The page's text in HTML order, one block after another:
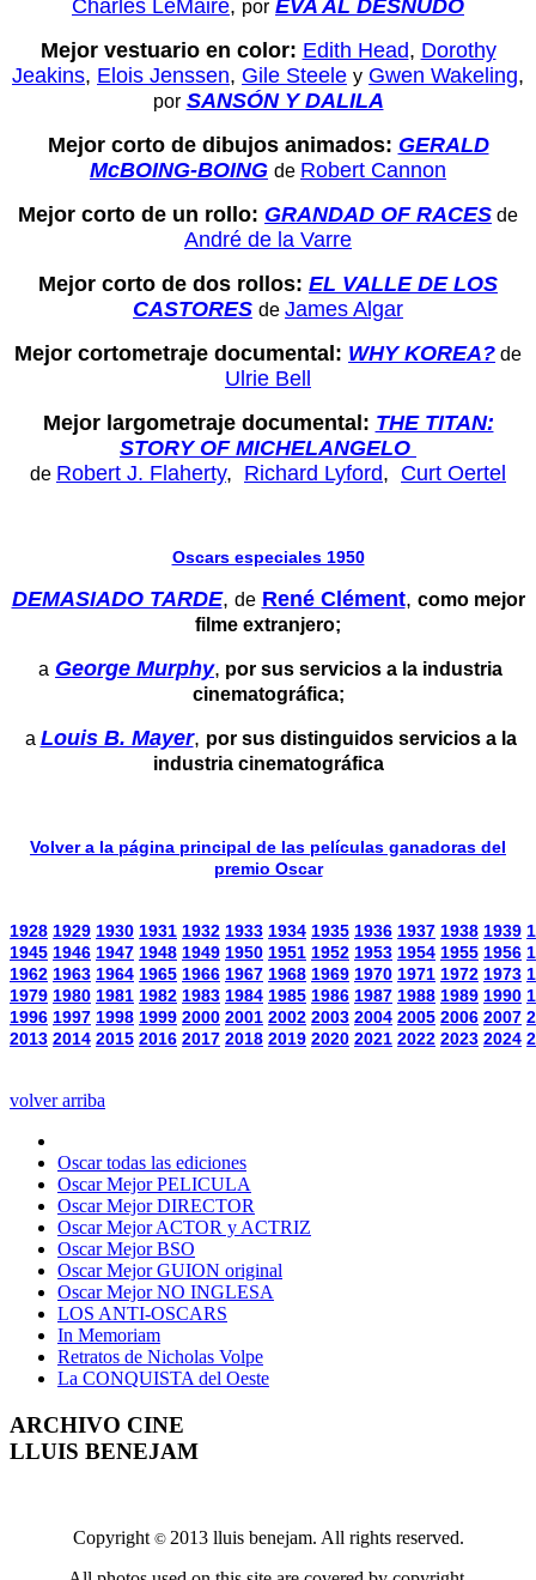
Charles LeMaire, por EVA AL DESNUDO
Mejor vestuario en color: Edith Head, Dorothy
Jeakins, Elois Jenssen, Gile Steele y Gwen Wakeling,
por SANSÓN Y DALILA
Mejor corto de dibujos animados: GERALD
McBOING-BOING de Robert Cannon
Mejor corto de un rollo: GRANDAD OF RACES de
André de la Varre
Mejor corto de dos rollos: EL VALLE DE LOS
CASTORES de James Algar
Mejor cortometraje documental: WHY KOREA? de
Ulrie Bell
Mejor largometraje documental: THE TITAN:
STORY OF MICHELANGELO
de Robert J. Flaherty, Richard Lyford, Curt Oertel
Oscars especiales 1950
DEMASIADO TARDE, de René Clément, como mejor
filme extranjero;
a George Murphy, por sus servicios a la industria
cinematográfica;
a Louis B. Mayer, por sus distinguidos servicios a la
industria cinematográfica
Volver a la página principal de las películas ganadoras del
premio Oscar
1928 1929 1930 1931 1932 1933 1934 1935 1936 1937 1938 1939
1945 1946 1947 1948 1949 1950 1951 1952 1953 1954 1955 1956
1962 1963 1964 1965 1966 1967 1968 1969 1970 1971 1972 1973
1979 1980 1981 1982 1983 1984 1985 1986 1987 1988 1989 1990
1996 1997 1998 1999 2000 2001 2002 2003 2004 2005 2006 2007
2013 2014 2015 2016 2017 2018 2019 2020 2021 2022 2023 2024
volver arriba
Oscar todas las ediciones
Oscar Mejor PELICULA
Oscar Mejor DIRECTOR
Oscar Mejor ACTOR y ACTRIZ
Oscar Mejor BSO
Oscar Mejor GUION original
Oscar Mejor NO INGLESA
LOS ANTI-OSCARS
In Memoriam
Retratos de Nicholas Volpe
La CONQUISTA del Oeste
ARCHIVO CINE
LLUIS BENEJAM
Copyright © 2013 lluis benejam. All rights reserved.